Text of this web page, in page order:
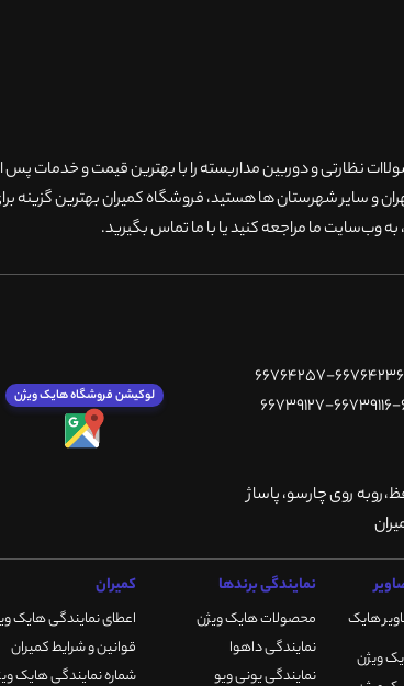
فروش محصولاات نظارتی و دوربین مداربسته را با بهترین قیمت و
و سایر شهرستان ها هستید، فروشگاه کمیران بهترین گزینه
وب‌سایت ما مراجعه کنید یا با ما تماس بگیرید.
روی چارسو، پاساژ
لوکیشن فروشگاه هایک ویژن
هایک
نمایندگی برندها
محصولات هایک ویژن
نمایندگی داهوا
نمایندگی یونی ویو
کمیران
اعطای نمایندگی هایک
قوانین و شرایط کمیران
شماره نمایندگی هایک